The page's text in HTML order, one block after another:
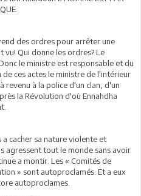
des ordres pour arrêter une
vu! Qui donne les ordres? Le
le ministre est responsable et du
ces actes le ministre de l'intérieur
revenu à la police d'un clan, d'un
la Révolution d'où Ennahdha
cacher sa nature violente et
agressent tout le monde sans avoir
a montir. Les « Comités de
» sont autoproclamés. Et a eux
autoproclames.